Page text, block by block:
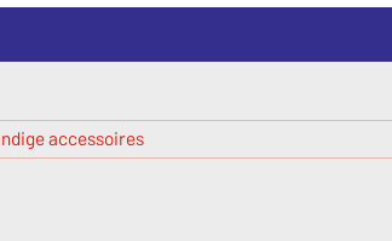
accessoires